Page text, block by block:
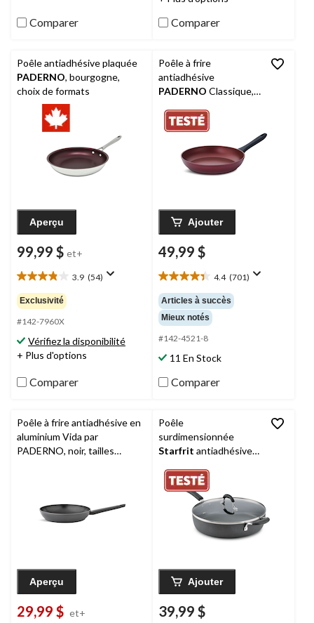
Comparer Comparer
Poêle antiadhésive plaquée
PADERNO, bourgogne,
choix de formats
Aperçu
99,99 $ et+
3.9 (54)
3.9
étoile(s)
sur
5.
54
évaluations
Exclusivité
#142-7960X
Vérifiez la disponibilité
+ Plus d'options
Comparer
Poêle à frire
antiadhésive
PADERNO Classique,
po
Ajouter
49,99 $
4.4 (701)
4.4
étoile(s)
sur
5.
701
Articles à succès
Mieux notés
#142-4521-8
11 En Stock
Comparer
Poêle à frire antiadhésive en
aluminium Vida par
PADERNO, noir, tailles
Aperçu
29,99 $ et+
Poêle
surdimensionnée
Starfrit antiadhésive,
noir, 5 pintes
Ajouter
39,99 $